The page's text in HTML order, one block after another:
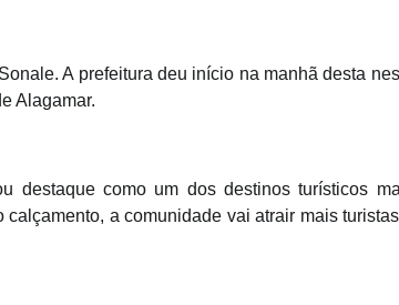
A prefeitura deu início na manhã desta
Alagamar.
destaque como um dos destinos turísticos
a comunidade vai atrair mais